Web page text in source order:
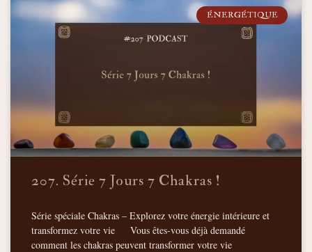
ÉNERGÉTIQUE
207. Série 7 Jours 7 Chakras !
Série spéciale Chakras – Explorez votre énergie intérieure et
transformez votre vie Vous êtes-vous déjà demandé
comment les chakras peuvent transformer votre vie